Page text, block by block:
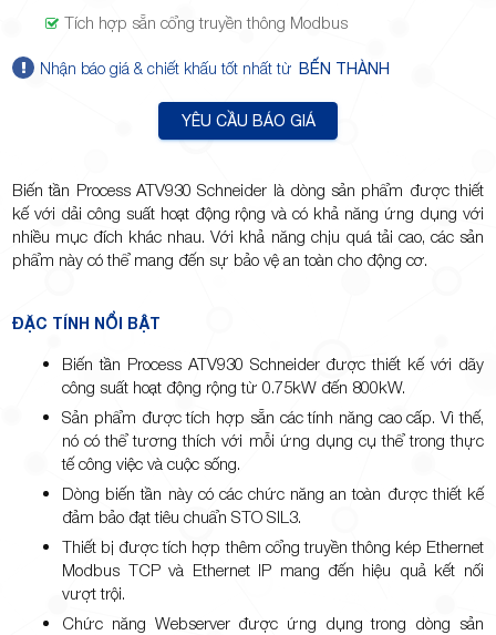
Hiệp Phú,
TP.Thủ
Đức,
TP.HCM
Tích hợp sẵn cổng truyền thông Modbus
Nhận báo giá & chiết khấu tốt nhất từ BẾN THÀNH
YÊU CẦU BÁO GIÁ
Biến tần Process ATV930 Schneider là dòng sản phẩm được thiết
kế với dải công suất hoạt động rộng và có khả năng ứng dụng với
nhiều mục đích khác nhau. Với khả năng chịu quá tải cao, các sản
phẩm này có thể mang đến sự bảo vệ an toàn cho động cơ.
ĐẶC TÍNH NỔI BẬT
Biến tần Process ATV930 Schneider được thiết kế với dãy
công suất hoạt động rộng từ 0.75kW đến 800kW.
Sản phẩm được tích hợp sẵn các tính năng cao cấp. Vì thế,
nó có thể tương thích với mỗi ứng dụng cụ thể trong thực
tế công việc và cuộc sống.
Dòng biến tần này có các chức năng an toàn được thiết kế
đảm bảo đạt tiêu chuẩn STO SIL3.
Thiết bị được tích hợp thêm cổng truyền thông kép Ethernet
Modbus TCP và Ethernet IP mang đến hiệu quả kết nối
vượt trội.
Chức năng Webserver được ứng dụng trong dòng sản